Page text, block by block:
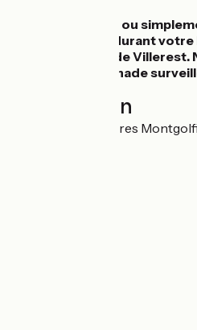
Pour la baignade ou
rafraîchissante durant
des rives du lac de
proposées, baignade
Localisation
245 Route des Frères